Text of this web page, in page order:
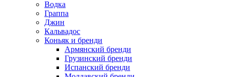
Водка
Граппа
Джин
Кальвадос
Коньяк и бренди
Армянский бренди
Грузинский бренди
Испанский бренди